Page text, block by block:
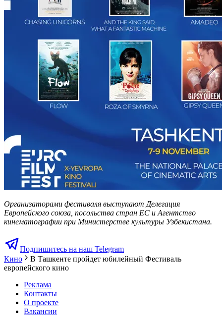
Организаторами фестиваля выступают Делегация
Европейского союза, посольства стран ЕС и Агентство
кинематографии при Министерстве культуры Узбекистана.
Подпишитесь на наш Telegram
Кино
В Ташкенте пройдет юбилейный Фестиваль
европейского кино
Реклама
Контакты
О проекте
Вакансии